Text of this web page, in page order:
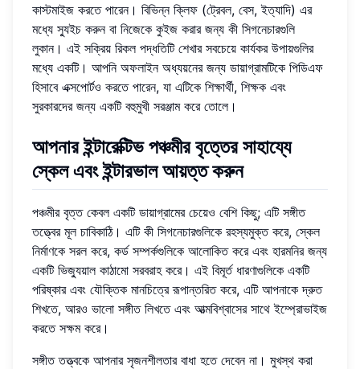
কাস্টমাইজ করতে পারেন। বিভিন্ন ক্লিফ (ট্রেবল, বেস, ইত্যাদি) এর
মধ্যে স্যুইচ করুন বা নিজেকে কুইজ করার জন্য কী সিগনেচারগুলি
লুকান। এই সক্রিয় রিকল পদ্ধতিটি শেখার সবচেয়ে কার্যকর উপায়গুলির
মধ্যে একটি। আপনি অফলাইন অধ্যয়নের জন্য ডায়াগ্রামটিকে পিডিএফ
হিসাবে এক্সপোর্টও করতে পারেন, যা এটিকে শিক্ষার্থী, শিক্ষক এবং
সুরকারদের জন্য একটি বহুমুখী সরঞ্জাম করে তোলে।
আপনার ইন্টারেক্টিভ পঞ্চমীর বৃত্তের সাহায্যে
স্কেল এবং ইন্টারভাল আয়ত্ত করুন
পঞ্চমীর বৃত্ত কেবল একটি ডায়াগ্রামের চেয়েও বেশি কিছু; এটি সঙ্গীত
তত্ত্বের মূল চাবিকাঠি। এটি কী সিগনেচারগুলিকে রহস্যমুক্ত করে, স্কেল
নির্মাণকে সরল করে, কর্ড সম্পর্কগুলিকে আলোকিত করে এবং হারমনির জন্য
একটি ভিজ্যুয়াল কাঠামো সরবরাহ করে। এই বিমূর্ত ধারণাগুলিকে একটি
পরিষ্কার এবং যৌক্তিক মানচিত্রে রূপান্তরিত করে, এটি আপনাকে দ্রুত
শিখতে, আরও ভালো সঙ্গীত লিখতে এবং আত্মবিশ্বাসের সাথে ইম্প্রোভাইজ
করতে সক্ষম করে।
সঙ্গীত তত্ত্বকে আপনার সৃজনশীলতার বাধা হতে দেবেন না। মুখস্থ করা